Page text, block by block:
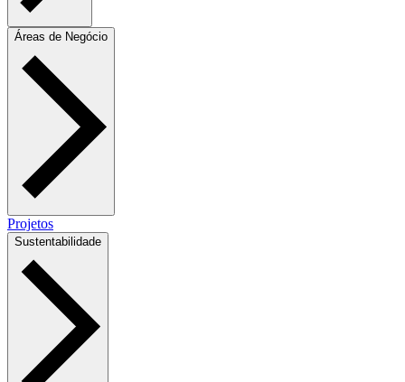
Áreas de Negócio
Projetos
Sustentabilidade